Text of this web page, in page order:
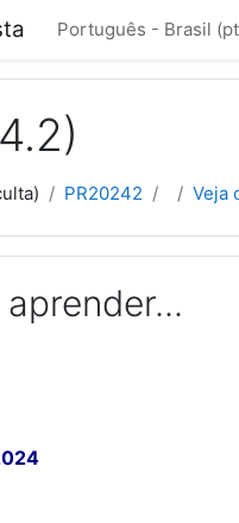
Português - Brasil
PR20242 Veja